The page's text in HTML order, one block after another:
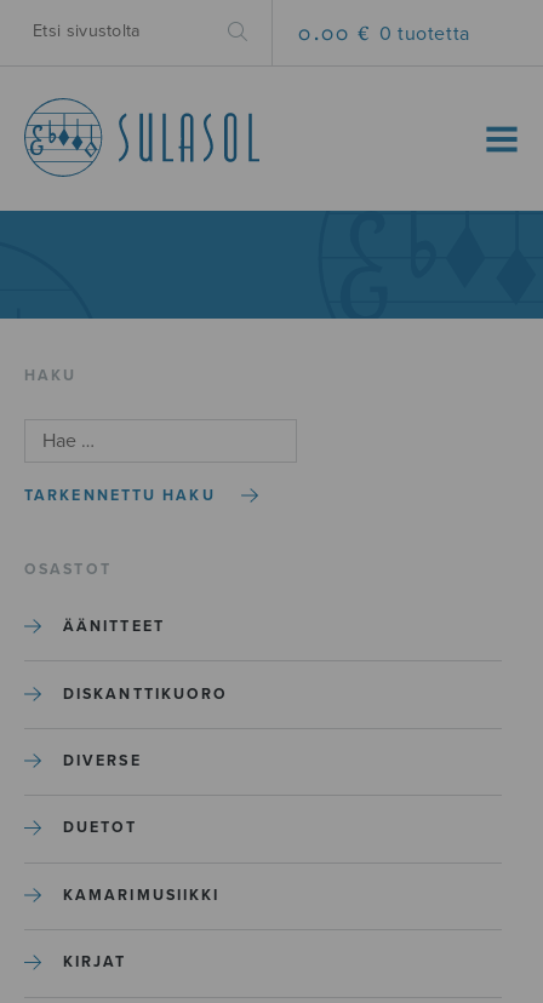
0.00 € 0 tuotetta
MENU
HAKU
TARKENNETTU HAKU
OSASTOT
ÄÄNITTEET
DISKANTTIKUORO
DIVERSE
DUETOT
KAMARIMUSIIKKI
KIRJAT